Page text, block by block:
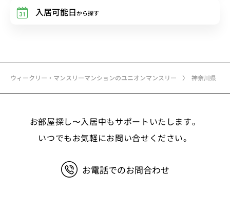
ウィークリー・マンスリーマンションのユニオンマンスリー 神奈川県
入居可能日から探す
お部屋探し〜入居中もサポートいたします。
いつでもお気軽にお問い合せください。
お電話でのお問合わせ